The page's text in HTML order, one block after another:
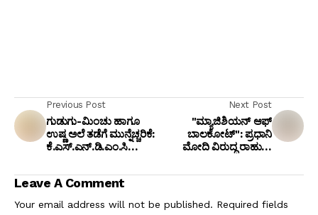
Previous Post
ಗುಡುಗು-ಮಿಂಚು ಹಾಗೂ
ಉಷ್ಣ ಅಲೆ ತಡೆಗೆ ಮುನ್ನೆಚ್ಚರಿಕೆ:
ಕೆ.ಎಸ್.ಎನ್.ಡಿ.ಎಂ.ಸಿ
ಕೊಟ್ಟ ಪ್ರಮುಖ
ಸೂಚನೆಗಳೇನು?
Next Post
"ಮ್ಯಾಜಿಶಿಯನ್ ಆಫ್
ಬಾಲಕೋಟ್": ಪ್ರಧಾನಿ
ಮೋದಿ ವಿರುದ್ಧ ರಾಹುಲ್
ಕೆಂಡಾಮಂಡಲ!
Leave A Comment
Your email address will not be published. Required fields